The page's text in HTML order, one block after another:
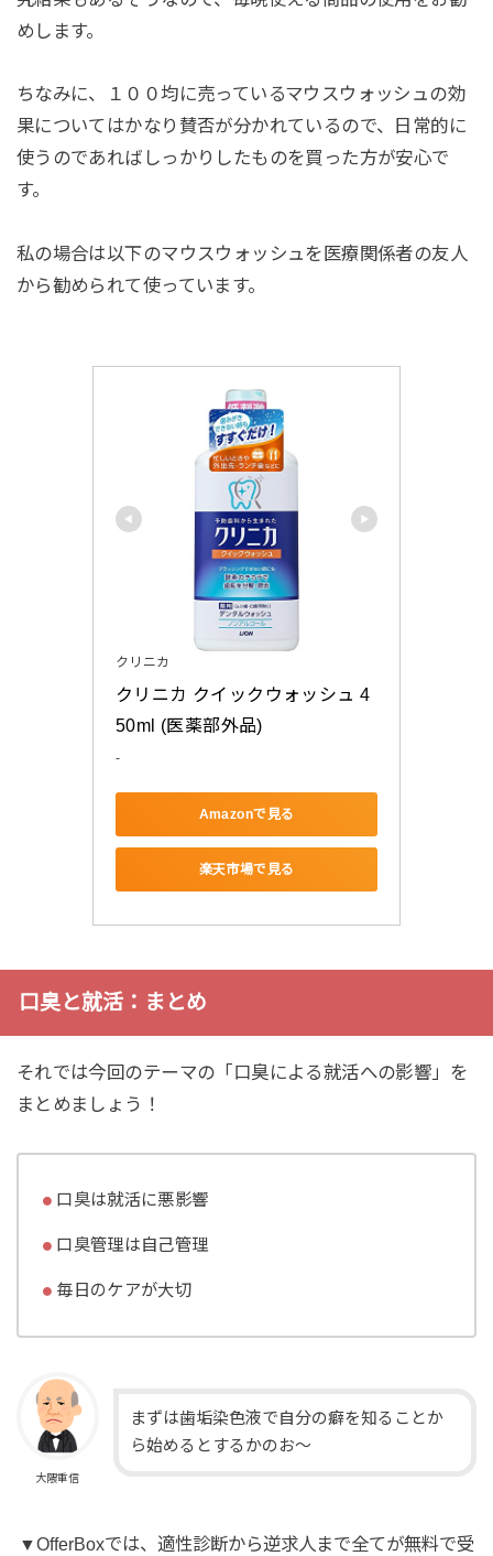
めします。
ちなみに、１００均に売っているマウスウォッシュの効
果についてはかなり賛否が分かれているので、日常的に
使うのであればしっかりしたものを買った方が安心で
す。
私の場合は以下のマウスウォッシュを医療関係者の友人
から勧められて使っています。
クリニカ
クリニカ クイックウォッシュ 4
50ml (医薬部外品)
-
Amazonで見る
楽天市場で見る
口臭と就活：まとめ
それでは今回のテーマの「口臭による就活への影響」を
まとめましょう！
口臭は就活に悪影響
口臭管理は自己管理
毎日のケアが大切
大隈重信
まずは歯垢染色液で自分の癖を知ることか
ら始めるとするかのお～
▼OfferBoxでは、適性診断から逆求人まで全てが無料で受